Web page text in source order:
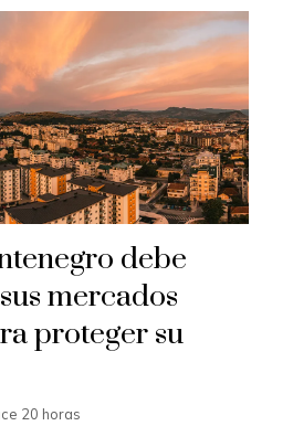
debe
mercados
proteger su
20 horas